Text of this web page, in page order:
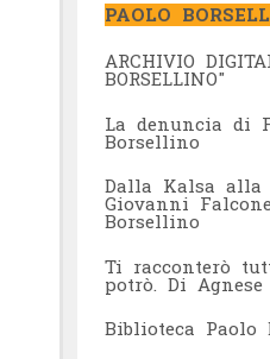
PAOLO
ARCHIVIO
BORSELLINO"
La denuncia di
Borsellino
Dalla Kalsa
Giovanni
Borsellino
Ti racconterò
potrò. Di
Biblioteca Paolo